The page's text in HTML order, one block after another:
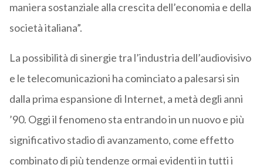
maniera sostanziale alla crescita dell’economia e della
società italiana”.
La possibilità di sinergie tra l’industria dell’audiovisivo
e le telecomunicazioni ha cominciato a palesarsi sin
dalla prima espansione di Internet, a metà degli anni
’90. Oggi il fenomeno sta entrando in un nuovo e più
significativo stadio di avanzamento, come effetto
combinato di più tendenze ormai evidenti in tutti i